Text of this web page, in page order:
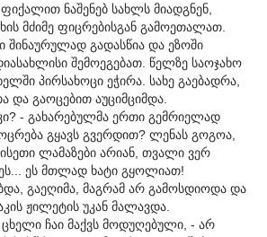
ნაშენებ სახლს მიადგნენ,
მძიმე ფიცრებისგან გამოეთალათ.
შინაურულად გადასწია და ეზოში
დიასახლისი შემოეგებათ. წელზე საოჯახო
პირსახოცი ეჭირა. სახე გაებადრა,
და გაოცებით აუციმციმდა.
- გახარებულმა ერთი გემრიელად
გყავს გვერდით? ლენას გოგოა,
ლამაზები არიან, თვალი ვერ
ეს მთლად ხატი გყოლიათ!
გაეღიმა, მაგრამ არ გამოსდიოდა და
ჟილეტის უკან მალავდა.
ჩაი მაქვს მოდუღებული, - არ